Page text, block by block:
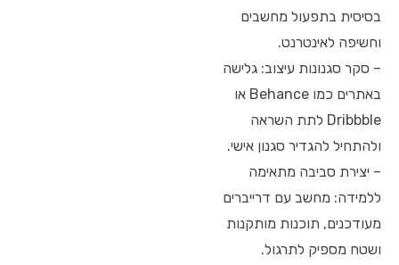
בסיסית בתפעול מחשבים
וחשיפה לאינטרנט.
– סקר סגנונות עיצוב: גלישה
באתרים כמו Behance או
Dribbble לתת השראה
ולהתחיל להגדיר סגנון אישי.
– יצירת סביבה מתאימה
ללמידה: מחשב עם דרייברים
מעודכנים, תוכנות מותקנות
ושטח מספיק לתרגול.